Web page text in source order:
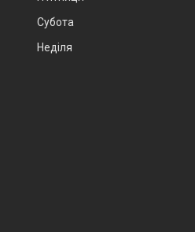
Субота
Неділя